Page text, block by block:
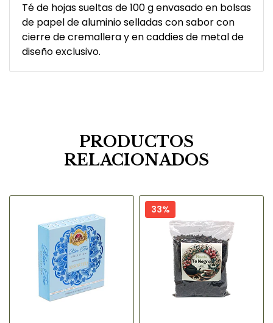
Té de hojas sueltas de 100 g envasado en bolsas
de papel de aluminio selladas con sabor con
cierre de cremallera y en caddies de metal de
diseño exclusivo.
PRODUCTOS
RELACIONADOS
33%